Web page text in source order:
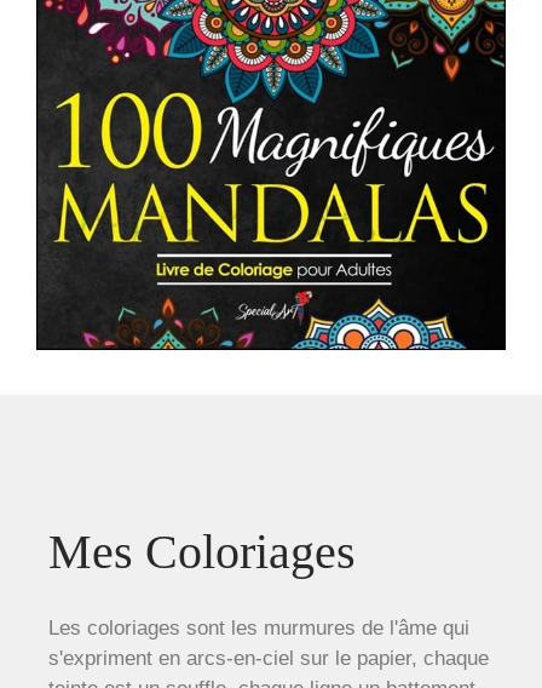
Mes Coloriages
Les coloriages sont les murmures de l'âme qui
s'expriment en arcs-en-ciel sur le papier, chaque